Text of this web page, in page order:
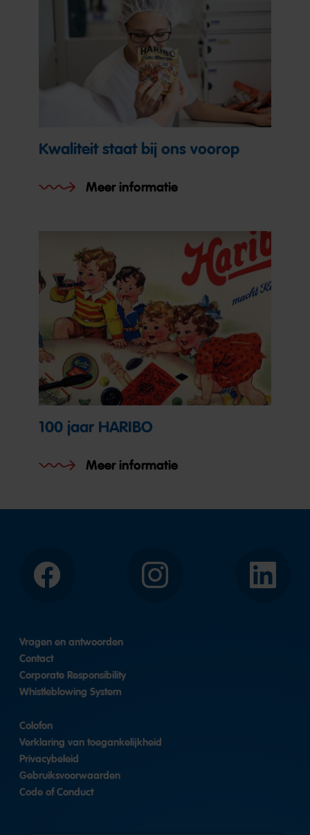
Kwaliteit staat bij ons voorop
Meer informatie
100 jaar HARIBO
Meer informatie
Facebook Instagram LinkedIn
Vragen en antwoorden
Contact
Corporate Responsibility
Whistleblowing System
Colofon
Verklaring van toegankelijkheid
Privacybeleid
Gebruiksvoorwaarden
Code of Conduct